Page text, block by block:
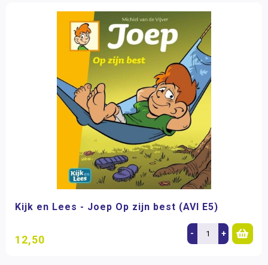
Kijk en Lees - Joep Op zijn best (AVI E5)
12,50 - +